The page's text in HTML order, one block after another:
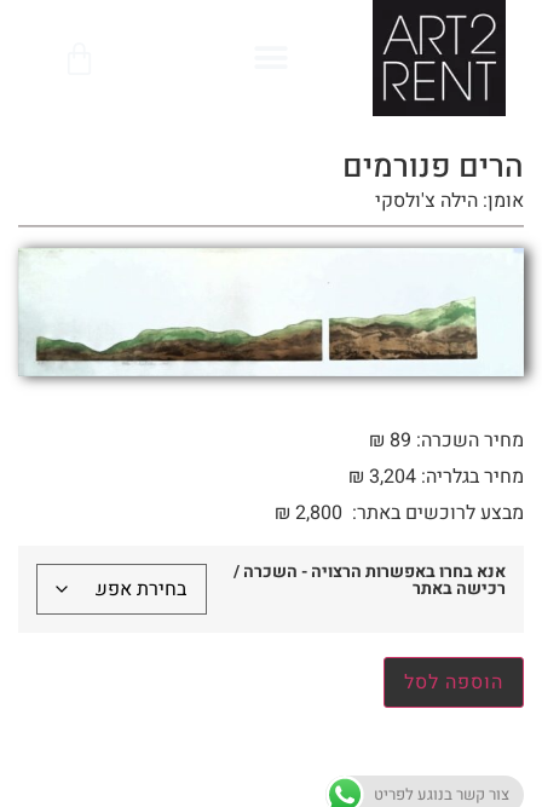
הרים פנורמים
אומן: הילה צ'ולסקי
מחיר השכרה: 89 ₪
מחיר בגלריה: 3,204 ₪
מבצע לרוכשים באתר:
₪ 2,800
אנא בחרו באפשרות הרצויה - השכרה /
רכישה באתר
הוספה לסל
צור קשר בנוגע לפריט